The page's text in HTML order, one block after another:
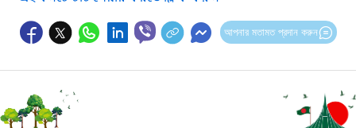
আপনার মতামত প্রদান করুন